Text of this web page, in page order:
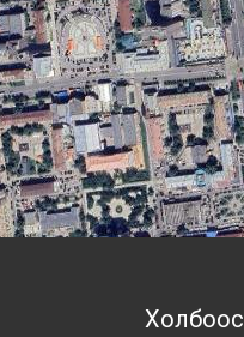
Холбоос